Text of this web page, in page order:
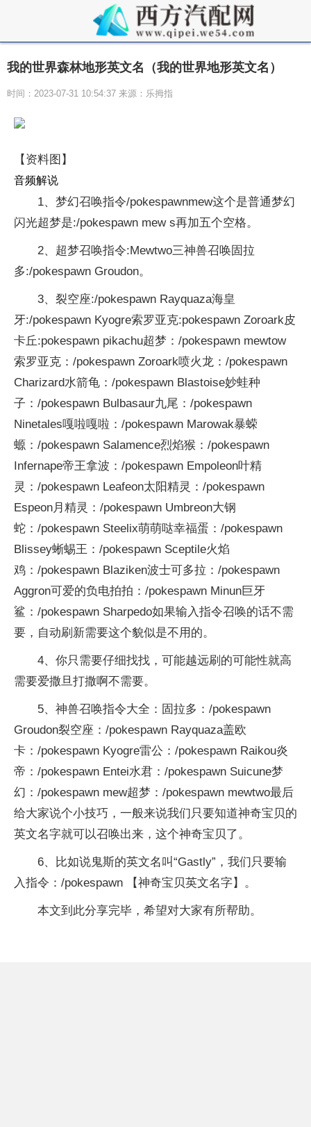
我的世界森林地形英文名（我的世界地形英文名）
时间：2023-07-31 10:54:37 来源：乐拇指
【资料图】
音频解说
1、梦幻召唤指令/pokespawnmew这个是普通梦幻
闪光超梦是:/pokespawn mew s再加五个空格。
2、超梦召唤指令:Mewtwo三神兽召唤固拉
多:/pokespawn Groudon。
3、裂空座:/pokespawn Rayquaza海皇
牙:/pokespawn Kyogre索罗亚克:pokespawn Zoroark皮
卡丘:pokespawn pikachu超梦：/pokespawn mewtow
索罗亚克：/pokespawn Zoroark喷火龙：/pokespawn
Charizard水箭龟：/pokespawn Blastoise妙蛙种
子：/pokespawn Bulbasaur九尾：/pokespawn
Ninetales嘎啦嘎啦：/pokespawn Marowak暴蝾
螈：/pokespawn Salamence烈焰猴：/pokespawn
Infernape帝王拿波：/pokespawn Empoleon叶精
灵：/pokespawn Leafeon太阳精灵：/pokespawn
Espeon月精灵：/pokespawn Umbreon大钢
蛇：/pokespawn Steelix萌萌哒幸福蛋：/pokespawn
Blissey蜥蜴王：/pokespawn Sceptile火焰
鸡：/pokespawn Blaziken波士可多拉：/pokespawn
Aggron可爱的负电拍拍：/pokespawn Minun巨牙
鲨：/pokespawn Sharpedo如果输入指令召唤的话不需
要，自动刷新需要这个貌似是不用的。
4、你只需要仔细找找，可能越远刷的可能性就高
需要爱撒旦打撒啊不需要。
5、神兽召唤指令大全：固拉多：/pokespawn
Groudon裂空座：/pokespawn Rayquaza盖欧
卡：/pokespawn Kyogre雷公：/pokespawn Raikou炎
帝：/pokespawn Entei水君：/pokespawn Suicune梦
幻：/pokespawn mew超梦：/pokespawn mewtwo最后
给大家说个小技巧，一般来说我们只要知道神奇宝贝的
英文名字就可以召唤出来，这个神奇宝贝了。
6、比如说鬼斯的英文名叫“Gastly”，我们只要输
入指令：/pokespawn 【神奇宝贝英文名字】。
本文到此分享完毕，希望对大家有所帮助。